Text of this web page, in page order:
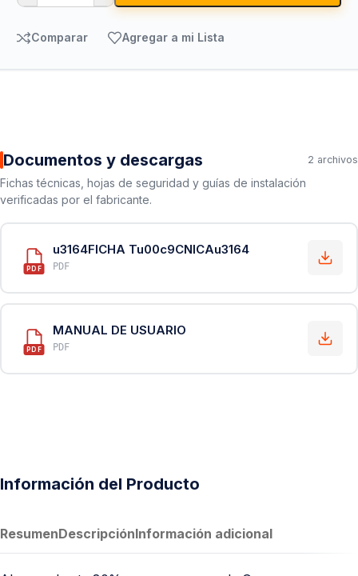
Comparar Agregar a mi Lista
Documentos y descargas 2 archivos
Fichas técnicas, hojas de seguridad y guías de instalación
verificadas por el fabricante.
PDF
u3164FICHA Tu00c9CNICAu3164
PDF
PDF
MANUAL DE USUARIO
PDF
Información del Producto
ResumenDescripciónInformación adicional